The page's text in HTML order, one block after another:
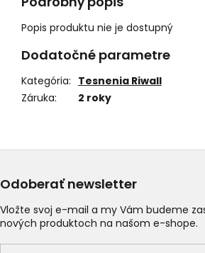
Popis produktu nie je dostupný
Dodatočné parametre
Kategória: Tesnenia Riwall
Záruka: 2 roky
Odoberať newsletter
Vložte svoj e-mail a my Vám budeme
nových produktoch na našom e-shope.